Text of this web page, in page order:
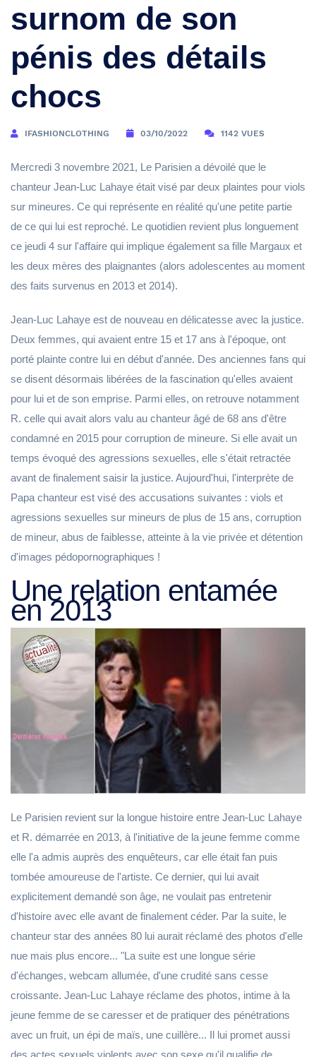
surnom de son
pénis des détails
chocs
IFASHIONCLOTHING 03/10/2022 1142 VUES
Mercredi 3 novembre 2021, Le Parisien a dévoilé que le
chanteur Jean-Luc Lahaye était visé par deux plaintes pour viols
sur mineures. Ce qui représente en réalité qu'une petite partie
de ce qui lui est reproché. Le quotidien revient plus longuement
ce jeudi 4 sur l'affaire qui implique également sa fille Margaux et
les deux mères des plaignantes (alors adolescentes au moment
des faits survenus en 2013 et 2014).
Jean-Luc Lahaye est de nouveau en délicatesse avec la justice.
Deux femmes, qui avaient entre 15 et 17 ans à l'époque, ont
porté plainte contre lui en début d'année. Des anciennes fans qui
se disent désormais libérées de la fascination qu'elles avaient
pour lui et de son emprise. Parmi elles, on retrouve notamment
R. celle qui avait alors valu au chanteur âgé de 68 ans d'être
condamné en 2015 pour corruption de mineure. Si elle avait un
temps évoqué des agressions sexuelles, elle s'était retractée
avant de finalement saisir la justice. Aujourd'hui, l'interprète de
Papa chanteur est visé des accusations suivantes : viols et
agressions sexuelles sur mineurs de plus de 15 ans, corruption
de mineur, abus de faiblesse, atteinte à la vie privée et détention
d'images pédopornographiques !
Une relation entamée
en 2013
Le Parisien revient sur la longue histoire entre Jean-Luc Lahaye
et R. démarrée en 2013, à l'initiative de la jeune femme comme
elle l'a admis auprès des enquêteurs, car elle était fan puis
tombée amoureuse de l'artiste. Ce dernier, qui lui avait
explicitement demandé son âge, ne voulait pas entretenir
d'histoire avec elle avant de finalement céder. Par la suite, le
chanteur star des années 80 lui aurait réclamé des photos d'elle
nue mais plus encore... "La suite est une longue série
d'échanges, webcam allumée, d'une crudité sans cesse
croissante. Jean-Luc Lahaye réclame des photos, intime à la
jeune femme de se caresser et de pratiquer des pénétrations
avec un fruit, un épi de maïs, une cuillère... Il lui promet aussi